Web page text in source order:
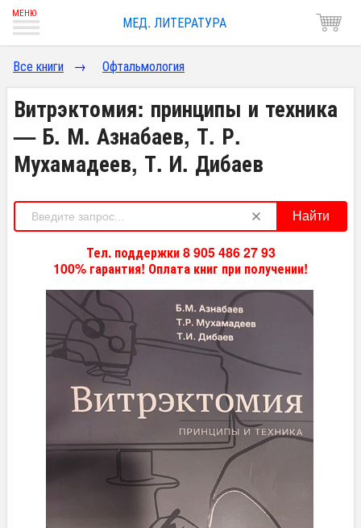
МЕД. ЛИТЕРАТУРА
Все книги → Офтальмология
Витрэктомия: принципы и техника
— Б. М. Азнабаев, Т. Р.
Мухамадеев, Т. И. Дибаев
Найти
Тел. поддержки 8 905 486 27 93
100% гарантия! Оплата книг при получении!